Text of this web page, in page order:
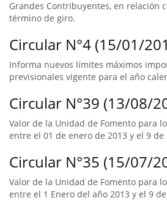
Grandes Contribuyentes, en relación
término de giro.
Circular N°4 (15/01/
Informa nuevos límites máximos
previsionales vigente para el año
Circular N°39 (13/08/
Valor de la Unidad de Fomento para
entre el 01 de enero de 2013 y el 9
Circular N°35 (15/07/
Valor de la Unidad de Fomento para
entre el 1 Enero del año 2013 y el 9